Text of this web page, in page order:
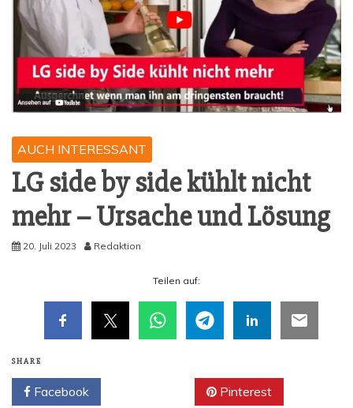
AUCH INTERESSANT
LG side by side kühlt nicht
mehr – Ursa­che und Lösung
20. Juli 2023 Redaktion
Tei­len auf:
SHARE
Facebook Pinterest